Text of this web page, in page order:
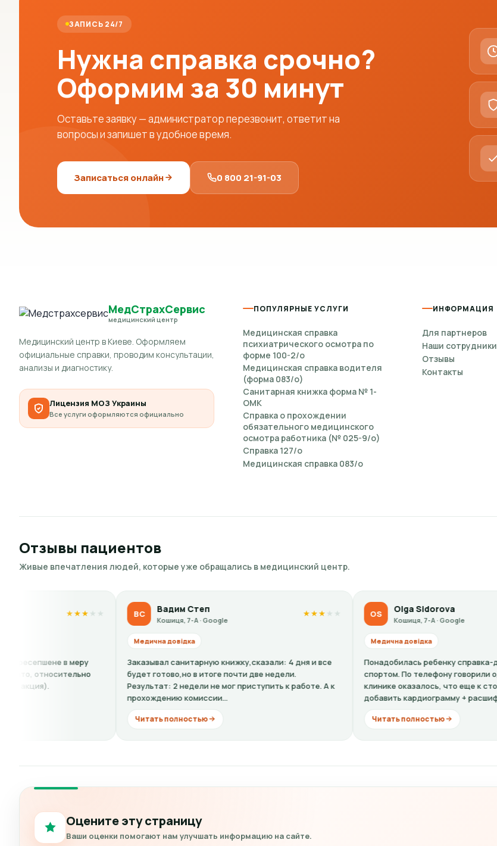
ЗАПИСЬ 24/7
Нужна справка срочно?
Оформим за 30 минут
Оставьте заявку — администратор перезвонит, ответит на
вопросы и запишет в удобное время.
Записаться онлайн 0 800 21-91-03
МедСтрахСервис
медицинский центр
Медицинский центр в Киеве. Оформляем
официальные справки, проводим консультации,
анализы и диагностику.
Лицензия МОЗ Украины
Все услуги оформляются официально
ПОПУЛЯРНЫЕ УСЛУГИ
Медицинская справка
психиатрического осмотра по
форме 100-2/о
Медицинская справка водителя
(форма 083/о)
Санитарная книжка форма № 1-
ОМК
Справка о прохождении
обязательного медицинского
осмотра работника (№ 025-9/о)
Справка 127/о
Медицинская справка 083/о
ИНФОРМАЦИЯ
Для партнеров
Наши сотрудники
Отзывы
Контакты
Отзывы пациентов
Живые впечатления людей, которые уже обращались в медицинский центр.
Вадим Степ
Кошиця, 7-А · Google
★
Заказывал санитарную книжку,сказали: 4 дня и все
будет готово,но в итоге почти две недели.
Результат: 2 недели не мог приступить к работе. А к
прохождению комиссии...
Olga Sidorova
Кошиця, 7-А · Google
★★
Понадобилась ребенку справка-допуск к занятиям
спортом. По телефону говорили одну цену, по факту в
клинике оказалось, что еще к стоимости нужно
добавить кардиограмму + расшифровку (нужно...
Оцените эту страницу
Ваши оценки помогают нам улучшать информацию на сайте.